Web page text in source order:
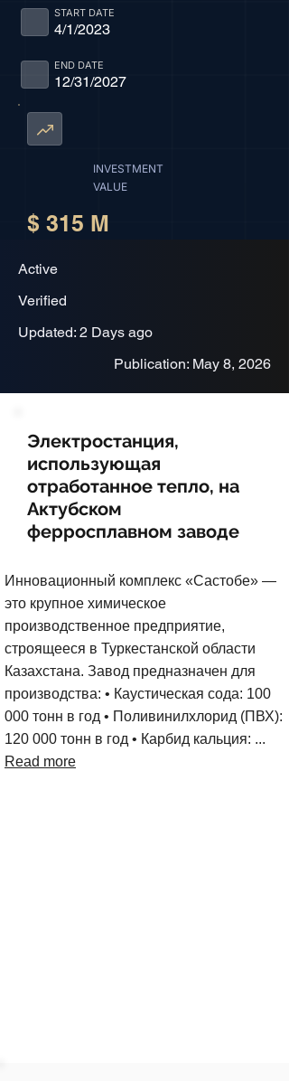
4/1/2023
START DATE
12/31/2027
END DATE
INVESTMENT
VALUE
$ 315 M
Active
Verified
Updated: 2 Days ago
Publication: May 8, 2026
Электростанция,
использующая
отработанное тепло, на
Актубском
ферросплавном заводе
Инновационный комплекс «Састобе» —
это крупное химическое
производственное предприятие,
строящееся в Туркестанской области
Казахстана. Завод предназначен для
производства: • Каустическая сода: 100
000 тонн в год • Поливинилхлорид (ПВХ):
120 000 тонн в год • Карбид кальция: ...
Read more